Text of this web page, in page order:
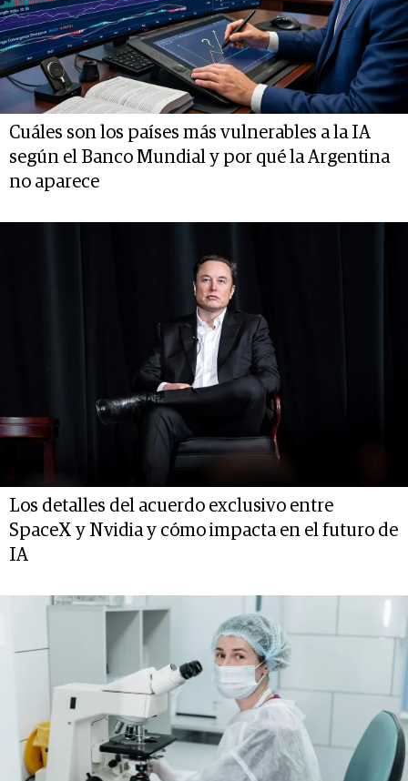
Cuáles son los países más vulnerables a la IA
según el Banco Mundial y por qué la Argentina
no aparece
Los detalles del acuerdo exclusivo entre
SpaceX y Nvidia y cómo impacta en el futuro de
IA